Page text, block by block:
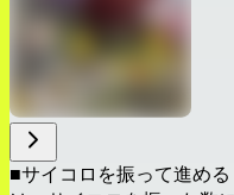
■サイコロを振って進め